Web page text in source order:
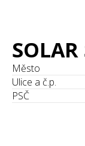
Město
Ulice a č.p.
PSČ